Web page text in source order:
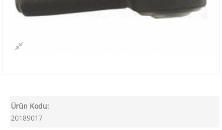
Ürün Kodu:
20189017